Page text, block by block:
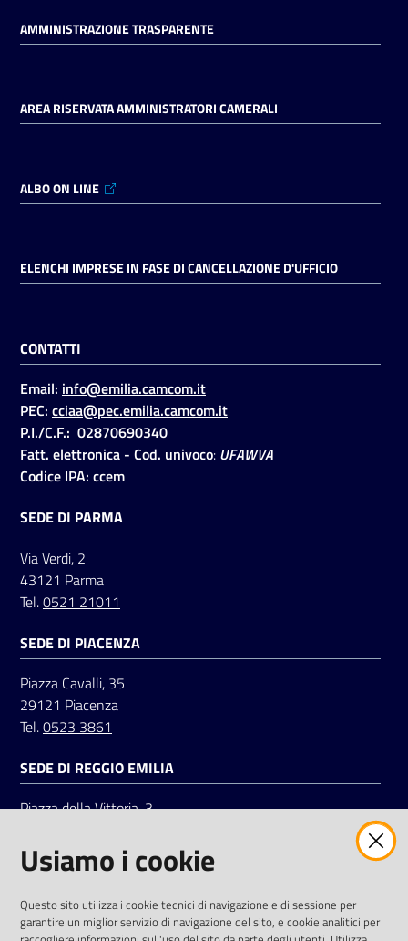
AMMINISTRAZIONE TRASPARENTE
AREA RISERVATA AMMINISTRATORI CAMERALI
ALBO ON LINE
ELENCHI IMPRESE IN FASE DI CANCELLAZIONE D'UFFICIO
CONTATTI
Email: info@emilia.camcom.it
PEC: cciaa@pec.emilia.camcom.it
P.I./C.F.: 02870690340
Fatt. elettronica - Cod. univoco: UFAWVA
Codice IPA: ccem
SEDE DI PARMA
Via Verdi, 2
43121 Parma
Tel.0521 21011
SEDE DI PIACENZA
Piazza Cavalli, 35
29121 Piacenza
Tel.0523 3861
SEDE DI REGGIO EMILIA
Piazza della Vittoria, 3
Tel.0522 7961
LinkedinFacebookInstagram
Usiamo i cookie
Questo sito utilizza i cookie tecnici di navigazione e di sessione per
garantire un miglior servizio di navigazione del sito, e cookie analitici per